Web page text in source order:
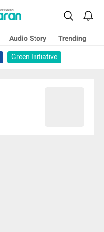
Audio Story
Trending
Green Initiative